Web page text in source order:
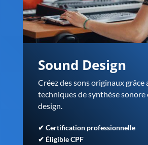
Sound Design
Créez des sons originaux grâce
techniques de synthèse sonore
design.
✔ Certification professionnelle
✔ Éligible CPF